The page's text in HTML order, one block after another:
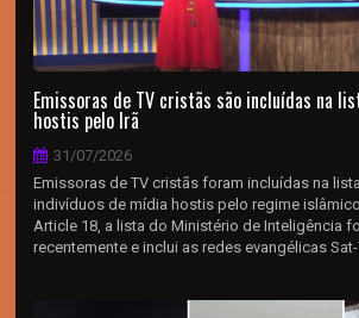
Emissoras de TV cristãs são incluídas na
hostis pelo Irã
31/07/2026
Emissoras de TV cristãs foram incluídas na
indivíduos de mídia hostis pelo regime
Article 18, a lista do Ministério de Inteligência
recentemente e inclui as redes evangélicas Sat-